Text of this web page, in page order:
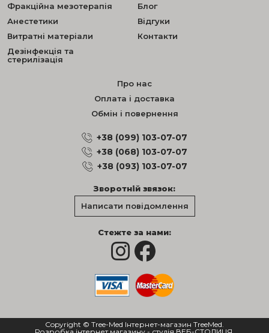
Фракційна мезотерапія
Анестетики
Витратні матеріали
Дезінфекція та
стерилізація
Блог
Відгуки
Контакти
Про нас
Оплата і доставка
Обмін і повернення
+38 (099) 103-07-07
+38 (068) 103-07-07
+38 (093) 103-07-07
Зворотній звязок:
Написати повідомлення
Стежте за нами:
Copyright © Tree-Med Інтернет-магазин TreeMed.